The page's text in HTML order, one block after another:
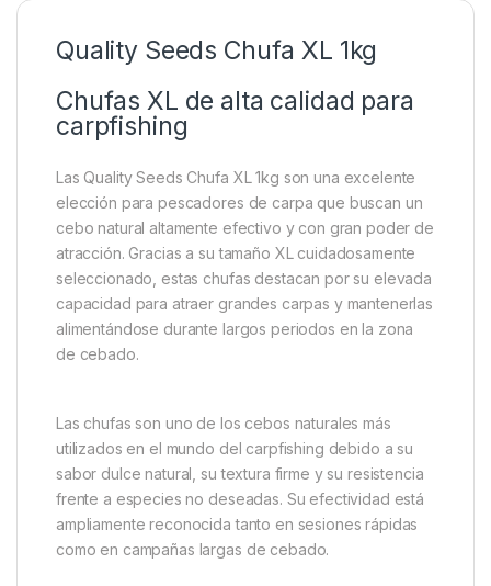
Quality Seeds Chufa XL 1kg
Chufas XL de alta calidad para
carpfishing
Las Quality Seeds Chufa XL 1kg son una excelente
elección para pescadores de carpa que buscan un
cebo natural altamente efectivo y con gran poder de
atracción. Gracias a su tamaño XL cuidadosamente
seleccionado, estas chufas destacan por su elevada
capacidad para atraer grandes carpas y mantenerlas
alimentándose durante largos periodos en la zona
de cebado.
Las chufas son uno de los cebos naturales más
utilizados en el mundo del carpfishing debido a su
sabor dulce natural, su textura firme y su resistencia
frente a especies no deseadas. Su efectividad está
ampliamente reconocida tanto en sesiones rápidas
como en campañas largas de cebado.